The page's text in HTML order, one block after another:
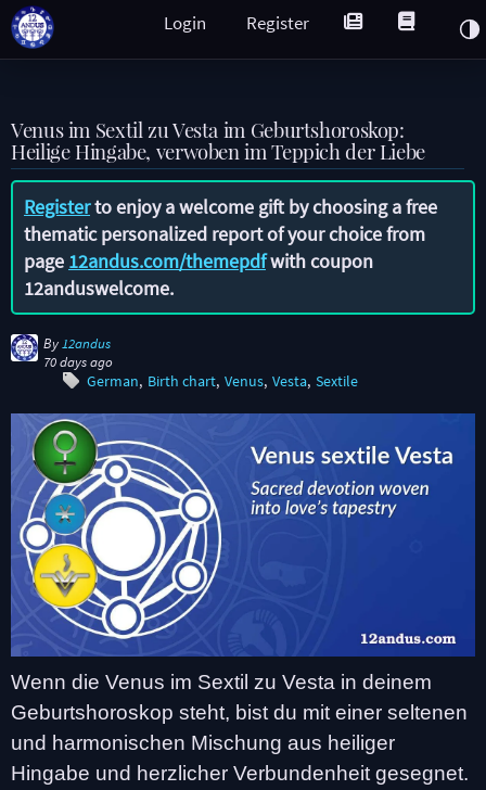
Register
Login
Venus im Sextil zu Vesta im Geburtshoroskop:
Heilige Hingabe, verwoben im Teppich der Liebe
Registerto enjoy a welcome gift by choosing a free
thematic personalized report of your choice from
page 12andus.com/themepdfwith coupon
12anduswelcome.
By 12andus
70 days ago
German Birth chart Venus Vesta Sextile
Wenn die Venus im Sextil zu Vesta in deinem
Geburtshoroskop steht, bist du mit einer seltenen
und harmonischen Mischung aus heiliger
Hingabe und herzlicher Verbundenheit gesegnet.